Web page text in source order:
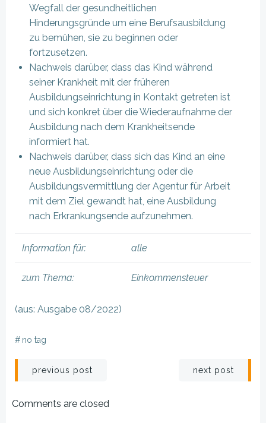
Wegfall der gesundheitlichen
Hinderungsgründe um eine Berufsausbildung
zu bemühen, sie zu beginnen oder
fortzusetzen.
Nachweis darüber, dass das Kind während
seiner Krankheit mit der früheren
Ausbildungseinrichtung in Kontakt getreten ist
und sich konkret über die Wiederaufnahme der
Ausbildung nach dem Krankheitsende
informiert hat.
Nachweis darüber, dass sich das Kind an eine
neue Ausbildungseinrichtung oder die
Ausbildungsvermittlung der Agentur für Arbeit
mit dem Ziel gewandt hat, eine Ausbildung
nach Erkrankungsende aufzunehmen.
Information für: alle
zum Thema: Einkommensteuer
(aus: Ausgabe 08/2022)
# no tag
Beitragsnavigation
previous post next post
Comments are closed